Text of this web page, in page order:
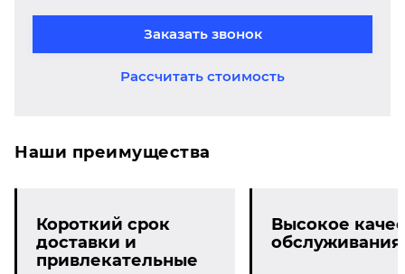
Заказать звонок
Рассчитать стоимость
Наши преимущества
Короткий срок
доставки и
привлекательные
Высокое
обслуживания